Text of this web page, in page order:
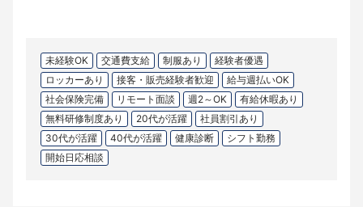
未経験OK 交通費支給 制服あり
経験者優遇
ロッカーあり
接客・販売経験者歓迎
給与週払いOK
社会保険完備
リモート面談 週2～OK
有給休暇あり
無料研修制度あり
20代が活躍
社員割引あり
30代が活躍
40代が活躍 健康診断
シフト勤務
開始日応相談